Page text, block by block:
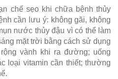
chế sẹo khi chữa bệnh thủy
cần lưu ý: không gãi, không
nước thủy đậu vì có thể làm
mặt trời bằng cách sử dụng
vành khi ra đường; uống
loại vitamin cần thiết; thường